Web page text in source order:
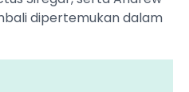
dipertemukan dalam